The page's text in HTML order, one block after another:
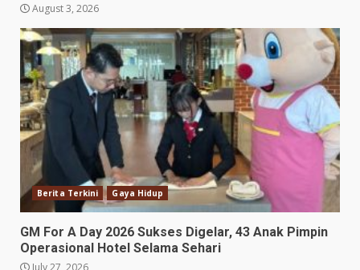
August 3, 2026
Berita Terkini Gaya Hidup
GM For A Day 2026 Sukses Digelar, 43 Anak Pimpin
Operasional Hotel Selama Sehari
July 27, 2026